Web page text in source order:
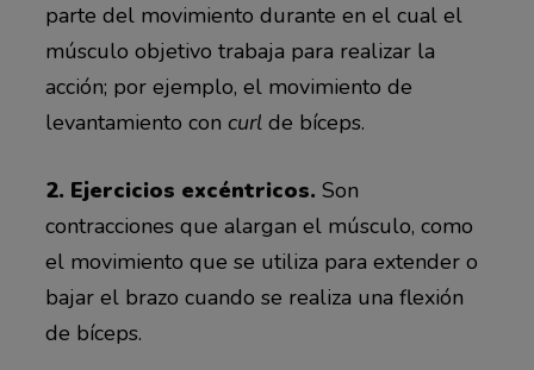
parte del movimiento durante en el cual el
músculo objetivo trabaja para realizar la
acción; por ejemplo, el movimiento de
levantamiento con curlde bíceps.
2. Ejercicios excéntricos. Son
contracciones que alargan el músculo, como
el movimiento que se utiliza para extender o
bajar el brazo cuando se realiza una flexión
de bíceps.